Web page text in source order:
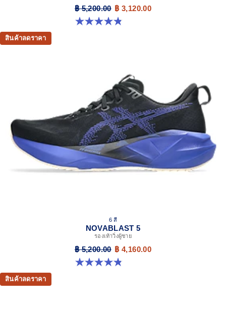
฿ 5,200.00 ฿ 3,120.00
4.8 จาก 5 ดาว 2776 รีวิว
สินค้าลดราคา
6 สี
NOVABLAST 5
รองเท้าวิ่งผู้ชาย
฿ 5,200.00 ฿ 4,160.00
4.8 จาก 5 ดาว 2776 รีวิว
สินค้าลดราคา